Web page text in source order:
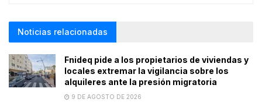
Noticias relacionadas
Fnideq pide a los propietarios de viviendas y
locales extremar la vigilancia sobre los
alquileres ante la presión migratoria
9 DE AGOSTO DE 2026